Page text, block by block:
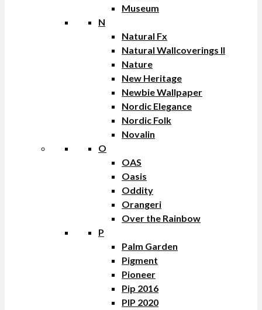
Museum
N
Natural Fx
Natural Wallcoverings II
Nature
New Heritage
Newbie Wallpaper
Nordic Elegance
Nordic Folk
Novalin
O
OAS
Oasis
Oddity
Orangeri
Over the Rainbow
P
Palm Garden
Pigment
Pioneer
Pip 2016
PIP 2020